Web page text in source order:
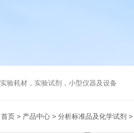
实验耗材，实验试剂，小型仪器及设备
首页 > 产品中心 > 分析标准品及化学试剂 >